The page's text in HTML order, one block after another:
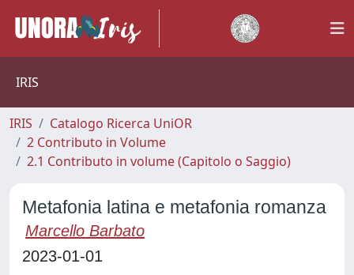
IRIS
IRIS
Catalogo Ricerca UniOR
2 Contributo in Volume
2.1 Contributo in volume (Capitolo o Saggio)
Metafonia latina e metafonia romanza
Marcello Barbato
2023-01-01